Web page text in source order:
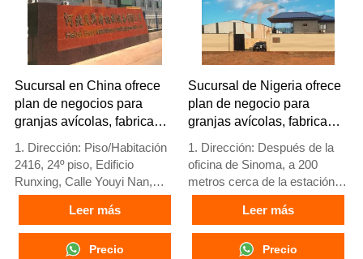
horas Whatsapp NO. :
+8618830120193，
contáctenos para obtener
información completa
Sucursal en China ofrece
plan de negocios para
granjas avícolas, fabrica
avícolas
1. Dirección: Piso/Habitación
2416, 24º piso, Edificio
Runxing, Calle Youyi Nan,
Ciudad de Shijiazhuang,
Provincia de Hebei, China
2. Fábrica de equipos para
jaulas de aves y granjas
Leer más
Precio
Sucursal de Nigeria ofrece
plan de negocio para
granjas avícolas, fabrica
avícolas
1. Dirección: Después de la
oficina de Sinoma, a 200
metros cerca de la estación
de servicio Danco, autopista
Lagos/Ibadan, estado de
Lagos, Nigeria
2. Fábrica de jaulas avícolas
Leer más
Precio